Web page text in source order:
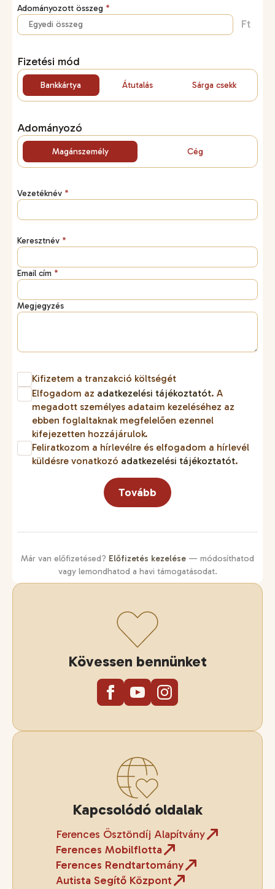
Adományozott összeg *
Ft
Fizetési mód
Bankkártya Átutalás Sárga csekk
Adományozó
Magánszemély Cég
Vezetéknév *
Keresztnév *
Email cím *
Megjegyzés
Kifizetem a tranzakció költségét
Elfogadom az adatkezelési tájékoztatót. A
megadott személyes adataim kezeléséhez az
ebben foglaltaknak megfelelően ezennel
kifejezetten hozzájárulok.
Feliratkozom a hírlevélre és elfogadom a hírlevél
küldésre vonatkozó adatkezelési tájékoztatót.
Tovább
Már van előfizetésed? Előfizetés kezelése — módosíthatod
vagy lemondhatod a havi támogatásodat.
Kövessen bennünket
Kapcsolódó oldalak
Ferences Ösztöndíj Alapítvány
Ferences Mobilflotta
Ferences Rendtartomány
Autista Segítő Központ